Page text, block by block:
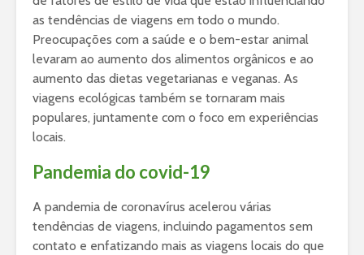
as tendências de viagens em todo o mundo.
Preocupações com a saúde e o bem-estar animal
levaram ao aumento dos alimentos orgânicos e ao
aumento das dietas vegetarianas e veganas. As
viagens ecológicas também se tornaram mais
populares, juntamente com o foco em experiências
locais.
Pandemia do covid-19
A pandemia de coronavírus acelerou várias
tendências de viagens, incluindo pagamentos sem
contato e enfatizando mais as viagens locais do que